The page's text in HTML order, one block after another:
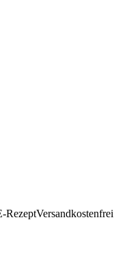
RezeptVersandkostenfrei